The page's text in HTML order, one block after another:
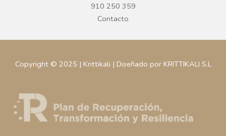
910 250 359
Contacto
Copyright © 2025 | Krittikali | Diseñado por KRITTIKALI S.L